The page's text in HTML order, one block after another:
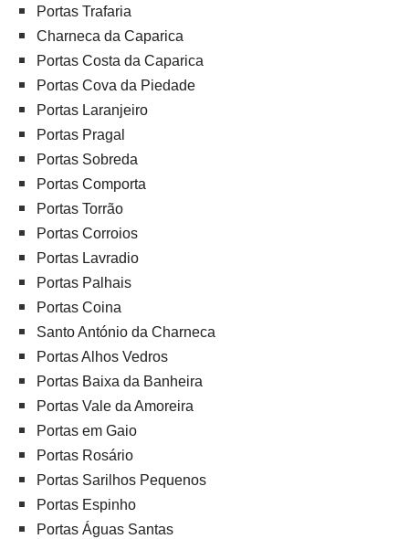
Portas Trafaria
Charneca da Caparica
Portas Costa da Caparica
Portas Cova da Piedade
Portas Laranjeiro
Portas Pragal
Portas Sobreda
Portas Comporta
Portas Torrão
Portas Corroios
Portas Lavradio
Portas Palhais
Portas Coina
Santo António da Charneca
Portas Alhos Vedros
Portas Baixa da Banheira
Portas Vale da Amoreira
Portas em Gaio
Portas Rosário
Portas Sarilhos Pequenos
Portas Espinho
Portas Águas Santas